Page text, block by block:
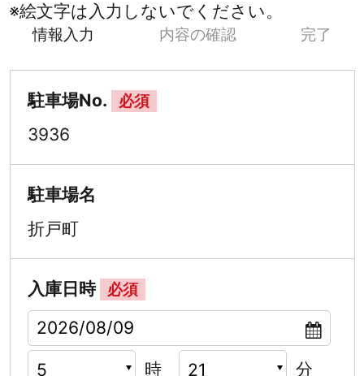
※絵文字は入力しないでください。
情報入力 内容の確認 完了
駐車場No. 必須
3936
駐車場名
折戸町
入庫日時 必須
時 分